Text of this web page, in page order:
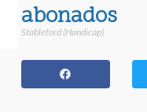
abonados
Stableford (Handicap)